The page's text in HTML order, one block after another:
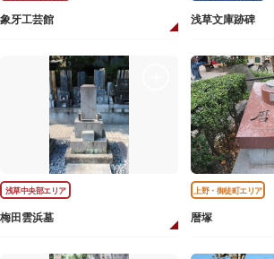
象牙工芸館 浅草文庫跡碑
浅草中央部エリア
梅田雲浜墓
上野・御徒町エリア
暦塚